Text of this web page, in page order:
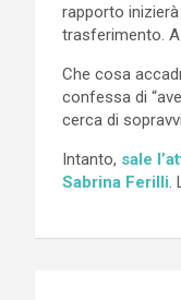
rapporto
trasferimento.
Che cosa
confessa di
cerca di
Intanto, sale
Sabrina Ferilli